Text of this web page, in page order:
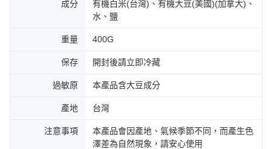
成分
有機白米(台灣)、有機大豆(美國)(加拿大)、
水、鹽
重量 400G
保存 開封後請立即冷藏
過敏原 本產品含大豆成分
產地 台灣
注意事項
本產品會因產地、氣候季節不同，而產生色
澤差為自然現象，請安心使用